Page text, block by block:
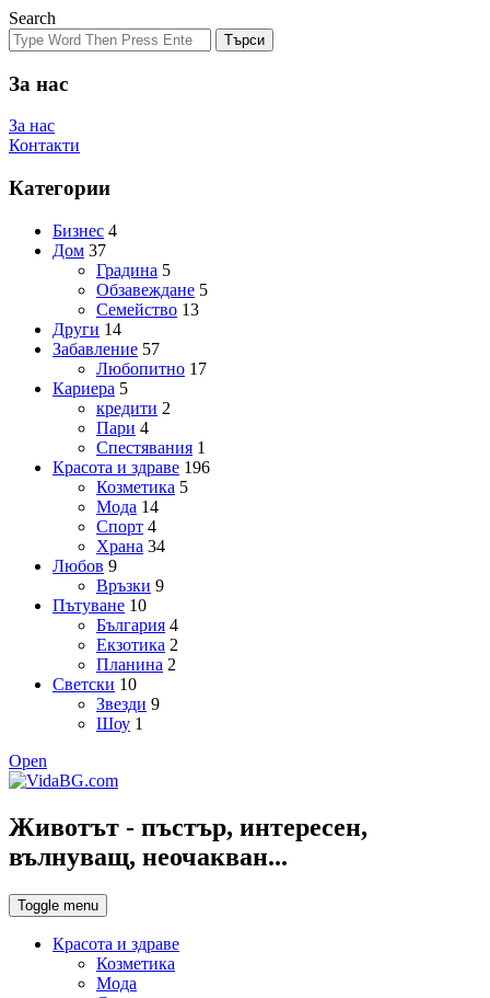
Search
Търси
За нас
За нас
Контакти
Категории
Бизнес 4
Дом 37
Градина 5
Обзавеждане 5
Семейство 13
Други 14
Забавление 57
Любопитно 17
Кариера 5
кредити 2
Пари 4
Спестявания 1
Красота и здраве 196
Козметика 5
Мода 14
Спорт 4
Храна 34
Любов 9
Връзки 9
Пътуване 10
България 4
Екзотика 2
Планина 2
Светски 10
Звезди 9
Шоу 1
Open
Животът - пъстър, интересен,
вълнуващ, неочакван...
Toggle menu
Красота и здраве
Козметика
Мода